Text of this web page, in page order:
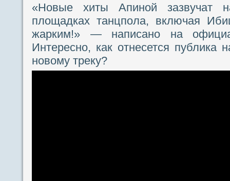
«Новые хиты Апиной зазвучат
площадках танцпола, включая
жарким!» — написано на
Интересно, как отнесется публика
новому треку?